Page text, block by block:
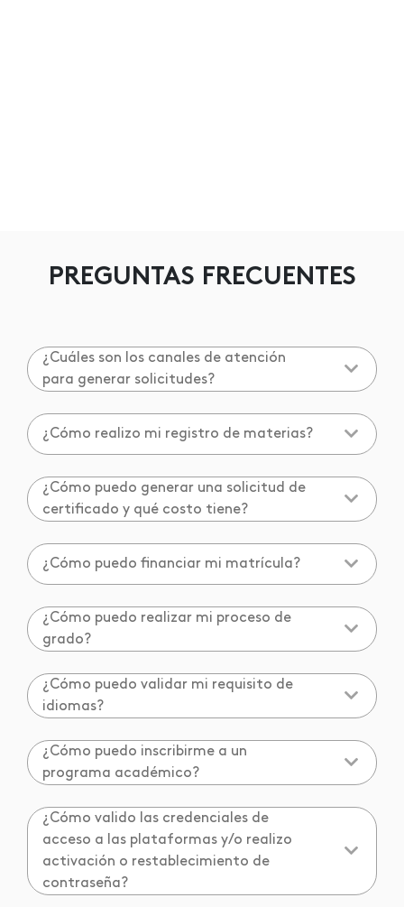
PREGUNTAS FRECUENTES
¿Cuáles son los canales de atención
para generar solicitudes?
¿Cómo realizo mi registro de materias?
¿Cómo puedo generar una solicitud de
certificado y qué costo tiene?
¿Cómo puedo financiar mi matrícula?
¿Cómo puedo realizar mi proceso de
grado?
¿Cómo puedo validar mi requisito de
idiomas?
¿Cómo puedo inscribirme a un
programa académico?
¿Cómo valido las credenciales de
acceso a las plataformas y/o realizo
activación o restablecimiento de
contraseña?